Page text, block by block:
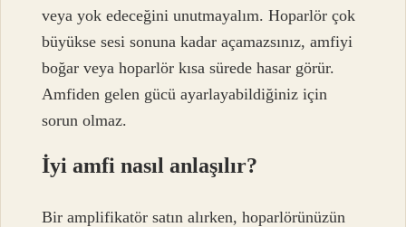
veya yok edeceğini unutmayalım. Hoparlör çok
büyükse sesi sonuna kadar açamazsınız, amfiyi
boğar veya hoparlör kısa sürede hasar görür.
Amfiden gelen gücü ayarlayabildiğiniz için
sorun olmaz.
İyi amfi nasıl anlaşılır?
Bir amplifikatör satın alırken, hoparlörünüzün